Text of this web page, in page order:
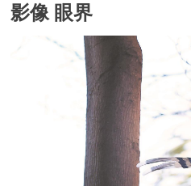
影像 眼界